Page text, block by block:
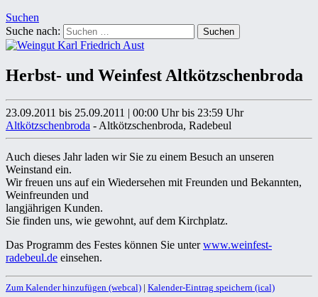
Suchen
Suche nach:
Herbst- und Weinfest Altkötzschenbroda
23.09.2011 bis 25.09.2011 | 00:00 Uhr bis 23:59 Uhr
Altkötzschenbroda - Altkötzschenbroda, Radebeul
Auch dieses Jahr laden wir Sie zu einem Besuch an unseren
Weinstand ein.
Wir freuen uns auf ein Wiedersehen mit Freunden und Bekannten,
Weinfreunden und
langjährigen Kunden.
Sie finden uns, wie gewohnt, auf dem Kirchplatz.
Das Programm des Festes können Sie unterwww.weinfest-
radebeul.de einsehen.
Zum Kalender hinzufügen (webcal) | Kalender-Eintrag speichern (ical)